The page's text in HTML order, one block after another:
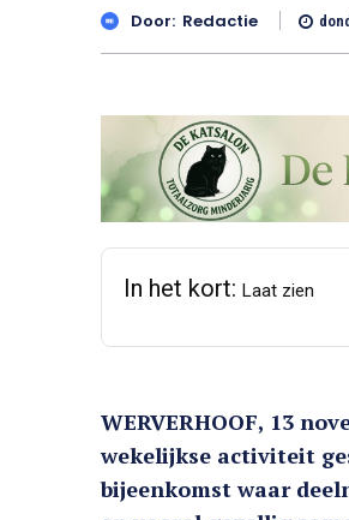
Door: Redactie
In het kort: Laat zien
WERVERHOOF, 13
wekelijkse activiteit
bijeenkomst waar